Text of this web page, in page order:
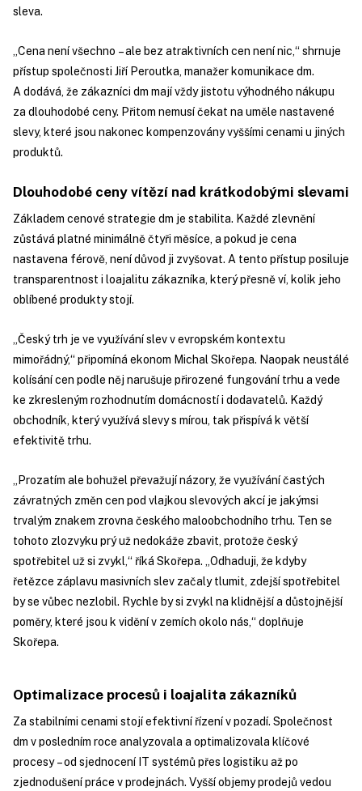
sleva.
„Cena není všechno – ale bez atraktivních cen není nic,“ shrnuje
přístup společnosti Jiří Peroutka, manažer komunikace dm.
A dodává, že zákazníci dm mají vždy jistotu výhodného nákupu
za dlouhodobé ceny. Přitom nemusí čekat na uměle nastavené
slevy, které jsou nakonec kompenzovány vyššími cenami u jiných
produktů.
Dlouhodobé ceny vítězí nad krátkodobými slevami
Základem cenové strategie dm je stabilita. Každé zlevnění
zůstává platné minimálně čtyři měsíce, a pokud je cena
nastavena férově, není důvod ji zvyšovat. A tento přístup posiluje
transparentnost i loajalitu zákazníka, který přesně ví, kolik jeho
oblíbené produkty stojí.
„Český trh je ve využívání slev v evropském kontextu
mimořádný,“ připomíná ekonom Michal Skořepa. Naopak neustálé
kolísání cen podle něj narušuje přirozené fungování trhu a vede
ke zkresleným rozhodnutím domácností i dodavatelů. Každý
obchodník, který využívá slevy s mírou, tak přispívá k větší
efektivitě trhu.
„Prozatím ale bohužel převažují názory, že využívání častých
závratných změn cen pod vlajkou slevových akcí je jakýmsi
trvalým znakem zrovna českého maloobchodního trhu. Ten se
tohoto zlozvyku prý už nedokáže zbavit, protože český
spotřebitel už si zvykl,“ říká Skořepa. „Odhaduji, že kdyby
řetězce záplavu masivních slev začaly tlumit, zdejší spotřebitel
by se vůbec nezlobil. Rychle by si zvykl na klidnější a důstojnější
poměry, které jsou k vidění v zemích okolo nás,“ doplňuje
Skořepa.
Optimalizace procesů i loajalita zákazníků
Za stabilními cenami stojí efektivní řízení v pozadí. Společnost
dm v posledním roce analyzovala a optimalizovala klíčové
procesy – od sjednocení IT systémů přes logistiku až po
zjednodušení práce v prodejnách. Vyšší objemy prodejů vedou